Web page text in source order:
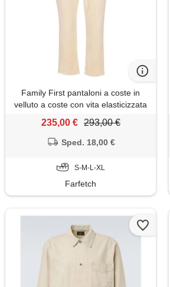
Family First pantaloni a coste in
velluto a coste con vita elasticizzata
235,00 € 293,00 €
Sped. 18,00 €
S-M-L-XL
Farfetch